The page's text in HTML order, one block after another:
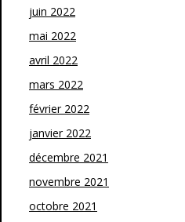
juin 2022
mai 2022
avril 2022
mars 2022
février 2022
janvier 2022
décembre 2021
novembre 2021
octobre 2021